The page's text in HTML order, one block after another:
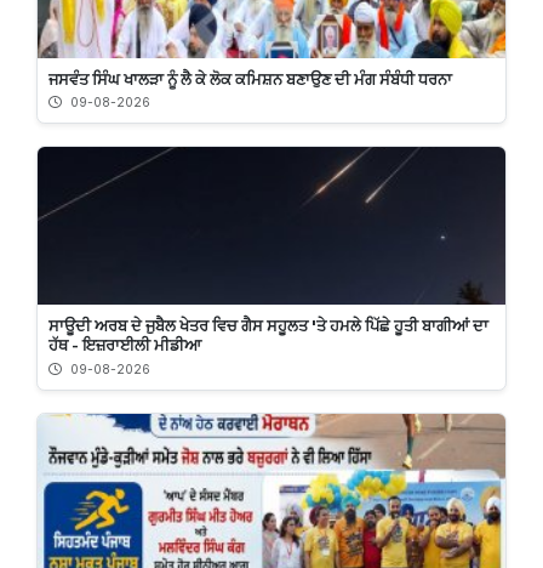
ਜਸਵੰਤ ਸਿੰਘ ਖਾਲੜਾ ਨੂੰ ਲੈ ਕੇ ਲੋਕ ਕਮਿਸ਼ਨ ਬਣਾਉਣ ਦੀ ਮੰਗ ਸੰਬੰਧੀ ਧਰਨਾ
09-08-2026
ਸਾਊਦੀ ਅਰਬ ਦੇ ਜੁਬੈਲ ਖੇਤਰ ਵਿਚ ਗੈਸ ਸਹੂਲਤ 'ਤੇ ਹਮਲੇ ਪਿੱਛੇ ਹੂਤੀ ਬਾਗੀਆਂ ਦਾ
ਹੱਥ - ਇਜ਼ਰਾਈਲੀ ਮੀਡੀਆ
09-08-2026